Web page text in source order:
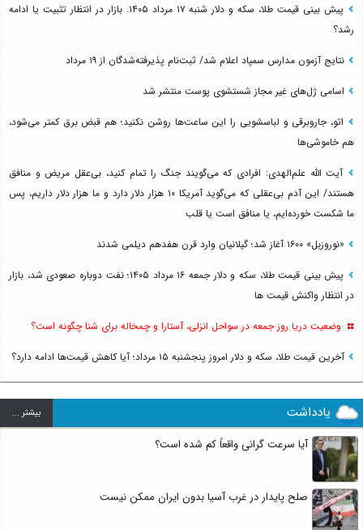
پیش بینی قیمت طلا، سکه و دلار شنبه ۱۷ مرداد ۱۴۰۵. بازار در انتظار تثبیت یا ادامه
رشد؟
نتایج آزمون مدارس سمپاد اعلام شد/ ثبت‌نام پذیرفته‌شدگان از ۱۹ مرداد
اسامی ژل‌های غیر مجاز شستشوی پوست منتشر شد
اتو، جاروبرقی و لباسشویی را این ساعت‌ها روشن نکنید؛ هم قبض برق کمتر می‌شود،
هم خاموشی‌ها
آیت الله علم‌الهدی: افرادی که می‌گویند جنگ را تمام کنید، بی‌عقل مریض و منافق
هستند/ این آدم بی‌عقلی که می‌گوید آمریکا ۱۰ هزار دلار دارد و ما هزار دلار داریم، پس
ما شکست خورده‌ایم، یا منافق است یا قلب
«نوروزبل» ۱۶۰۰ آغاز شد؛ گیلانیان وارد قرن هفدهم دیلمی شدند
پیش بینی قیمت طلا، سکه و دلار جمعه ۱۶ مرداد ۱۴۰۵؛ نفت دوباره صعودی شد، بازار
در انتظار واکنش قیمت ها
وضعیت دریا روز جمعه در سواحل انزلی، آستارا و چمخاله برای شنا چگونه است؟
آخرین قیمت طلا، سکه و دلار امروز پنجشنبه ۱۵ مرداد؛ آیا کاهش قیمت‌ها ادامه دارد؟
یادداشت بيشتر ...
آیا سرعت گرانی واقعاً کم شده است؟
صلح پایدار در غرب آسیا بدون ایران ممکن نیست